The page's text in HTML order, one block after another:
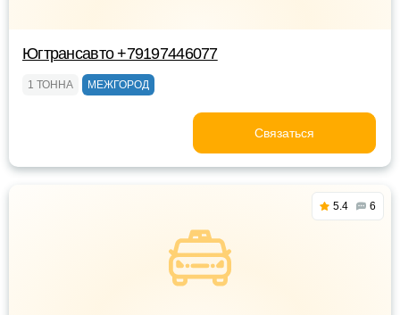
Югтрансавто +79197446077
1 ТОННА МЕЖГОРОД
Связаться
5.4 6